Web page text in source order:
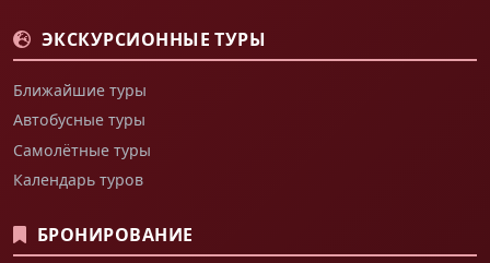
ЭКСКУРСИОННЫЕ ТУРЫ
Ближайшие туры
Автобусные туры
Самолётные туры
Календарь туров
БРОНИРОВАНИЕ